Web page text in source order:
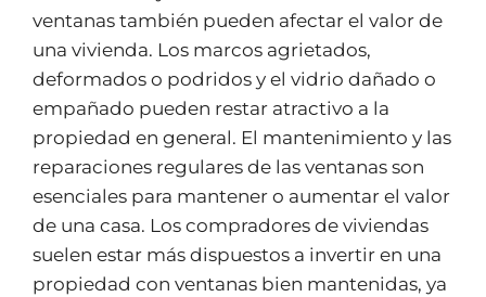
ventanas también pueden afectar el valor de
una vivienda. Los marcos agrietados,
deformados o podridos y el vidrio dañado o
empañado pueden restar atractivo a la
propiedad en general. El mantenimiento y las
reparaciones regulares de las ventanas son
esenciales para mantener o aumentar el valor
de una casa. Los compradores de viviendas
suelen estar más dispuestos a invertir en una
propiedad con ventanas bien mantenidas, ya